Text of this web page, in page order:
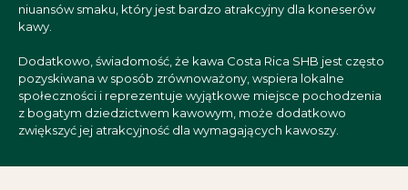
niuansów smaku, który jest bardzo atrakcyjny dla koneserów
kawy.
Dodatkowo, świadomość, że kawa Costa Rica SHB jest często
pozyskiwana w sposób zrównoważony, wspiera lokalne
społeczności i reprezentuje wyjątkowe miejsce pochodzenia
z bogatym dziedzictwem kawowym, może dodatkowo
zwiększyć jej atrakcyjność dla wymagających kawoszy.